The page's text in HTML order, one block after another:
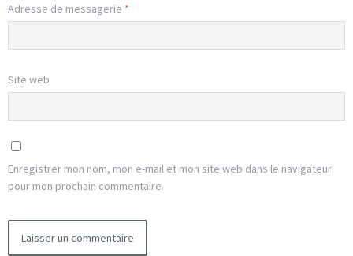
Adresse de messagerie *
Site web
Enregistrer mon nom, mon e-mail et mon site web dans le navigateur
pour mon prochain commentaire.